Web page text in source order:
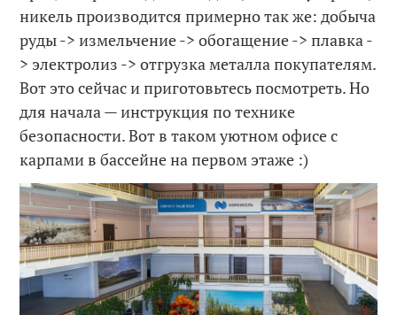
никель производится примерно так же: добыча
руды -> измельчение -> обогащение -> плавка -
> электролиз -> отгрузка металла покупателям.
Вот это сейчас и приготовьтесь посмотреть. Но
для начала — инструкция по технике
безопасности. Вот в таком уютном офисе с
карпами в бассейне на первом этаже :)